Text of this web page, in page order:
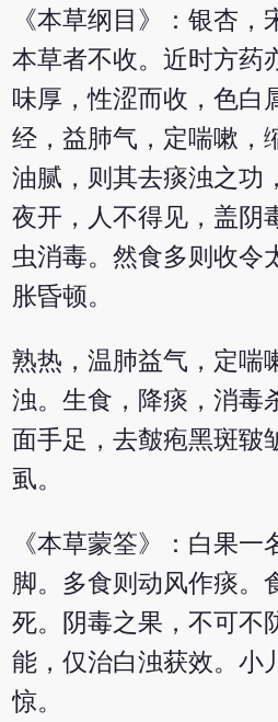
《本草纲目》：银杏
本草者不收。近时方药
味厚，性涩而收，色白
经，益肺气，定喘嗽，
油腻，则其去痰浊之功
夜开，人不得见，盖阴
虫消毒。然食多则收令
胀昏顿。
熟热，温肺益气，定喘
浊。生食，降痰，消毒
面手足，去皶疱黑斑皲
虱。
《本草蒙筌》：白果一
脚。多食则动风作痰。
死。阴毒之果，不可不
能，仅治白浊获效。小
惊。